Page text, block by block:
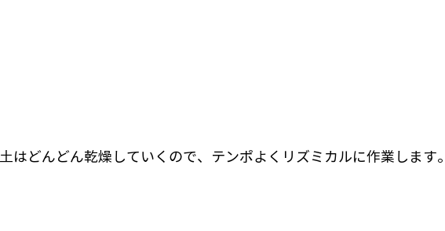
土はどんどん乾燥していくので、テンポよくリズミカルに作業します。